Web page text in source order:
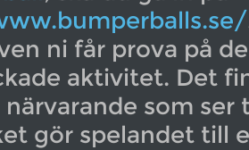
ni får prova på
aktivitet. Det
som ser
gör spelandet till